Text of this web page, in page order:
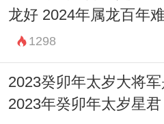
龙好 2024年属龙百年
1298
2023癸卯年太岁大将
2023年癸卯年太岁星君